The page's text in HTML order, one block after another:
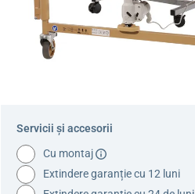
Servicii și accesorii
Cu montaj
Extindere garanție cu 12 luni